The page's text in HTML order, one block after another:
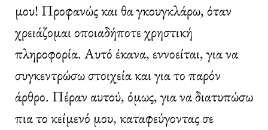
μου! Προφανώς και θα γκουγκλάρω, όταν
χρειάζομαι οποιαδήποτε χρηστική
πληροφορία. Αυτό έκανα, εννοείται, για να
συγκεντρώσω στοιχεία και για το παρόν
άρθρο. Πέραν αυτού, όμως, για να διατυπώσω
πια το κείμενό μου, καταφεύγοντας σε